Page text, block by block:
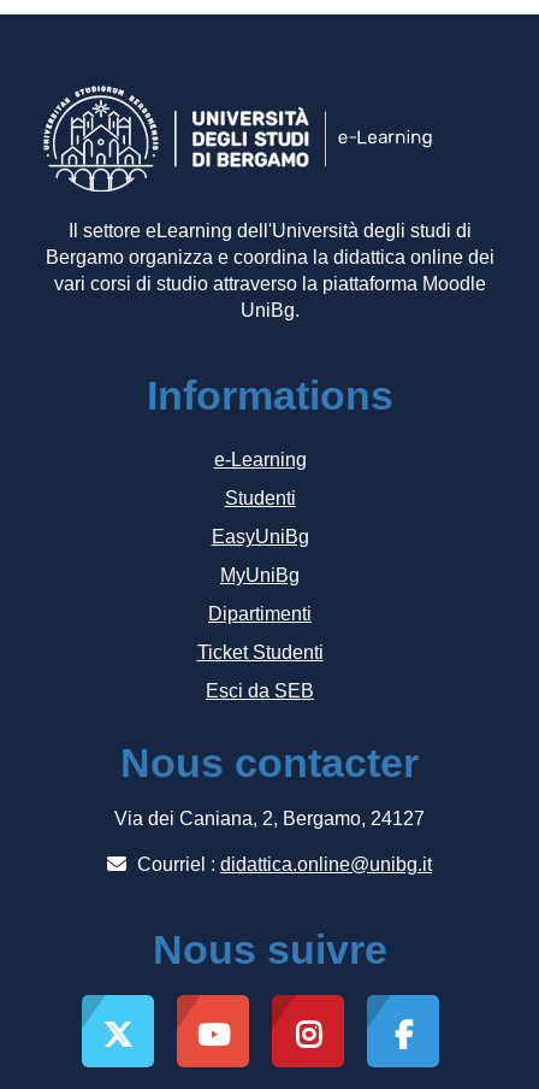
Il settore eLearning dell'Università degli studi di
Bergamo organizza e coordina la didattica online dei
vari corsi di studio attraverso la piattaforma Moodle
UniBg.
Informations
e-Learning
Studenti
EasyUniBg
MyUniBg
Dipartimenti
Ticket Studenti
Esci da SEB
Nous contacter
Via dei Caniana, 2, Bergamo, 24127
Courriel : didattica.online@unibg.it
Nous suivre